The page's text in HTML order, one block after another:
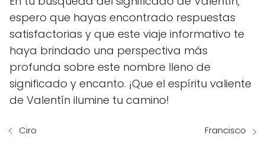
espero que hayas encontrado respuestas
satisfactorias y que este viaje informativo te
haya brindado una perspectiva más
profunda sobre este nombre lleno de
significado y encanto. ¡Que el espíritu valiente
de Valentín ilumine tu camino!
Ciro Francisco